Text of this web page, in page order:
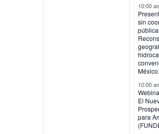
10:00
sin
10:00
El
para